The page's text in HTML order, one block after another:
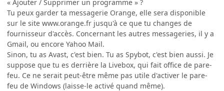
« Ajouter / Supprimer un programme » ?
Tu peux garder ta messagerie Orange, elle sera disponible
sur le site www.orange.fr jusqu'à ce que tu changes de
fournisseur d'accès. Concernant les autres messageries, il y a
Gmail, ou encore Yahoo Mail.
Sinon, tu as Avast, c'est bien. Tu as Spybot, c'est bien aussi. Je
suppose que tu es derrière la Livebox, qui fait office de pare-
feu. Ce ne serait peut-être même pas utile d'activer le pare-
feu de Windows (laisse-le activé quand même).